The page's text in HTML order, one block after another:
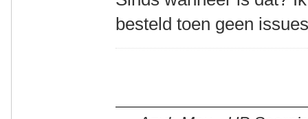
besteld toen geen